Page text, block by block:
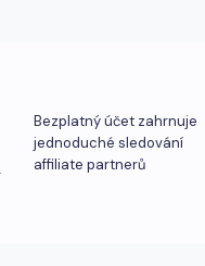
Bezplatný účet zahrnuje
jednoduché sledování
affiliate partnerů